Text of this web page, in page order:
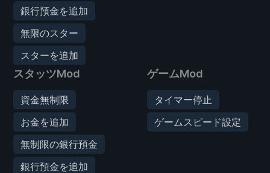
銀行預金を追加
無限のスター
スターを追加
スタッツMod
資金無制限
お金を追加
無制限の銀行預金
銀行預金を追加
ゲームMod
タイマー停止
ゲームスピード設定